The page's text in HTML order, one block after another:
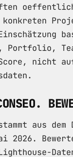
Portfolio,
nicht
aus
2026.